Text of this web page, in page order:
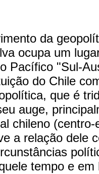
da
ocupa um
Pacífico "Sul-
do Chile
que é
auge,
chileno
a relação dele
tempo e